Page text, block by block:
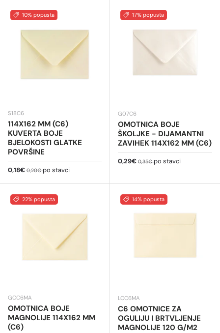
10% popusta
S18C6
114X162 MM (C6)
KUVERTA BOJE
BJELOKOSTI GLATKE
POVRŠINE
Cijena na sniženju
0,18€ Redovna cijena
0,20€po stavci
17% popusta
G07C6
OMOTNICA BOJE
ŠKOLJKE - DIJAMANTNI
ZAVIHEK 114X162 MM (C6)
Cijena na sniženju
0,29€ Redovna cijena
0,35€po stavci
22% popusta
GCC6MA
OMOTNICA BOJE
MAGNOLIJE 114X162 MM
(C6)
14% popusta
LCC6MA
C6 OMOTNICE ZA
OGULIJU I BRTVLJENJE
MAGNOLIJE 120 G/M2